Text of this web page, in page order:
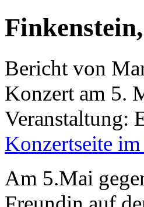
Bericht von
Konzert am 5.
Veranstaltung:
Konzertseite
Am 5.Mai